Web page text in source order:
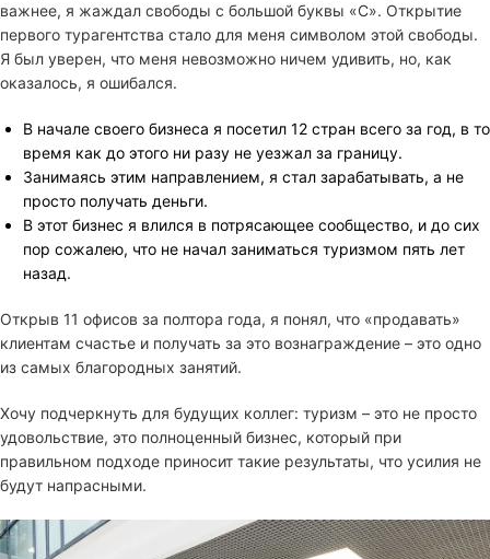
важнее, я жаждал свободы с большой буквы «С». Открытие
первого турагентства стало для меня символом этой свободы.
Я был уверен, что меня невозможно ничем удивить, но, как
оказалось, я ошибался.
В начале своего бизнеса я посетил 12 стран всего за год, в то
время как до этого ни разу не уезжал за границу.
Занимаясь этим направлением, я стал зарабатывать, а не
просто получать деньги.
В этот бизнес я влился в потрясающее сообщество, и до сих
пор сожалею, что не начал заниматься туризмом пять лет
назад.
Открыв 11 офисов за полтора года, я понял, что «продавать»
клиентам счастье и получать за это вознаграждение – это одно
из самых благородных занятий.
Хочу подчеркнуть для будущих коллег: туризм – это не просто
удовольствие, это полноценный бизнес, который при
правильном подходе приносит такие результаты, что усилия не
будут напрасными.